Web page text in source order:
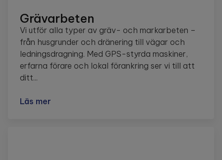
Grävarbeten
Vi utför alla typer av gräv- och markarbeten –
från husgrunder och dränering till vägar och
ledningsdragning. Med GPS-styrda maskiner,
erfarna förare och lokal förankring ser vi till att
ditt...
Läs mer